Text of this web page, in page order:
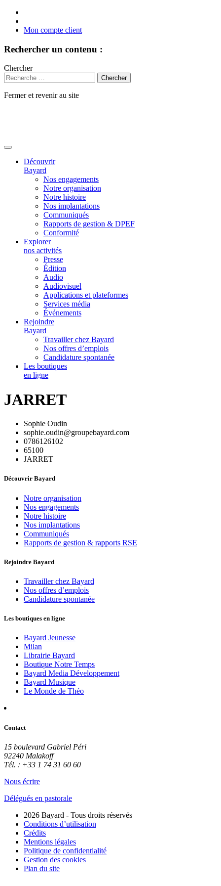
Mon compte client
Rechercher un contenu :
Chercher
Fermer et revenir au site
Découvrir
Bayard
Nos engagements
Notre organisation
Notre histoire
Nos implantations
Communiqués
Rapports de gestion & DPEF
Conformité
Explorer
nos activités
Presse
Édition
Audio
Audiovisuel
Applications et plateformes
Services média
Événements
Rejoindre
Bayard
Travailler chez Bayard
Nos offres d’emplois
Candidature spontanée
Les boutiques
en ligne
JARRET
Sophie Oudin
sophie.oudin@groupebayard.com
0786126102
65100
JARRET
Découvrir Bayard
Notre organisation
Nos engagements
Notre histoire
Nos implantations
Communiqués
Rapports de gestion & rapports RSE
Rejoindre Bayard
Travailler chez Bayard
Nos offres d’emplois
Candidature spontanée
Les boutiques en ligne
Bayard Jeunesse
Milan
Librairie Bayard
Boutique Notre Temps
Bayard Media Développement
Bayard Musique
Le Monde de Théo
Contact
15 boulevard Gabriel Péri
92240 Malakoff
Tél. : +33 1 74 31 60 60
Nous écrire
Délégués en pastorale
2026 Bayard - Tous droits réservés
Conditions d’utilisation
Crédits
Mentions légales
Politique de confidentialité
Gestion des cookies
Plan du site